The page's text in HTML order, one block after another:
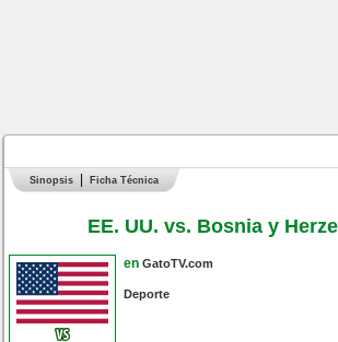
Sinopsis Ficha Técnica
EE. UU. vs. Bosnia y
en GatoTV.com
Deporte